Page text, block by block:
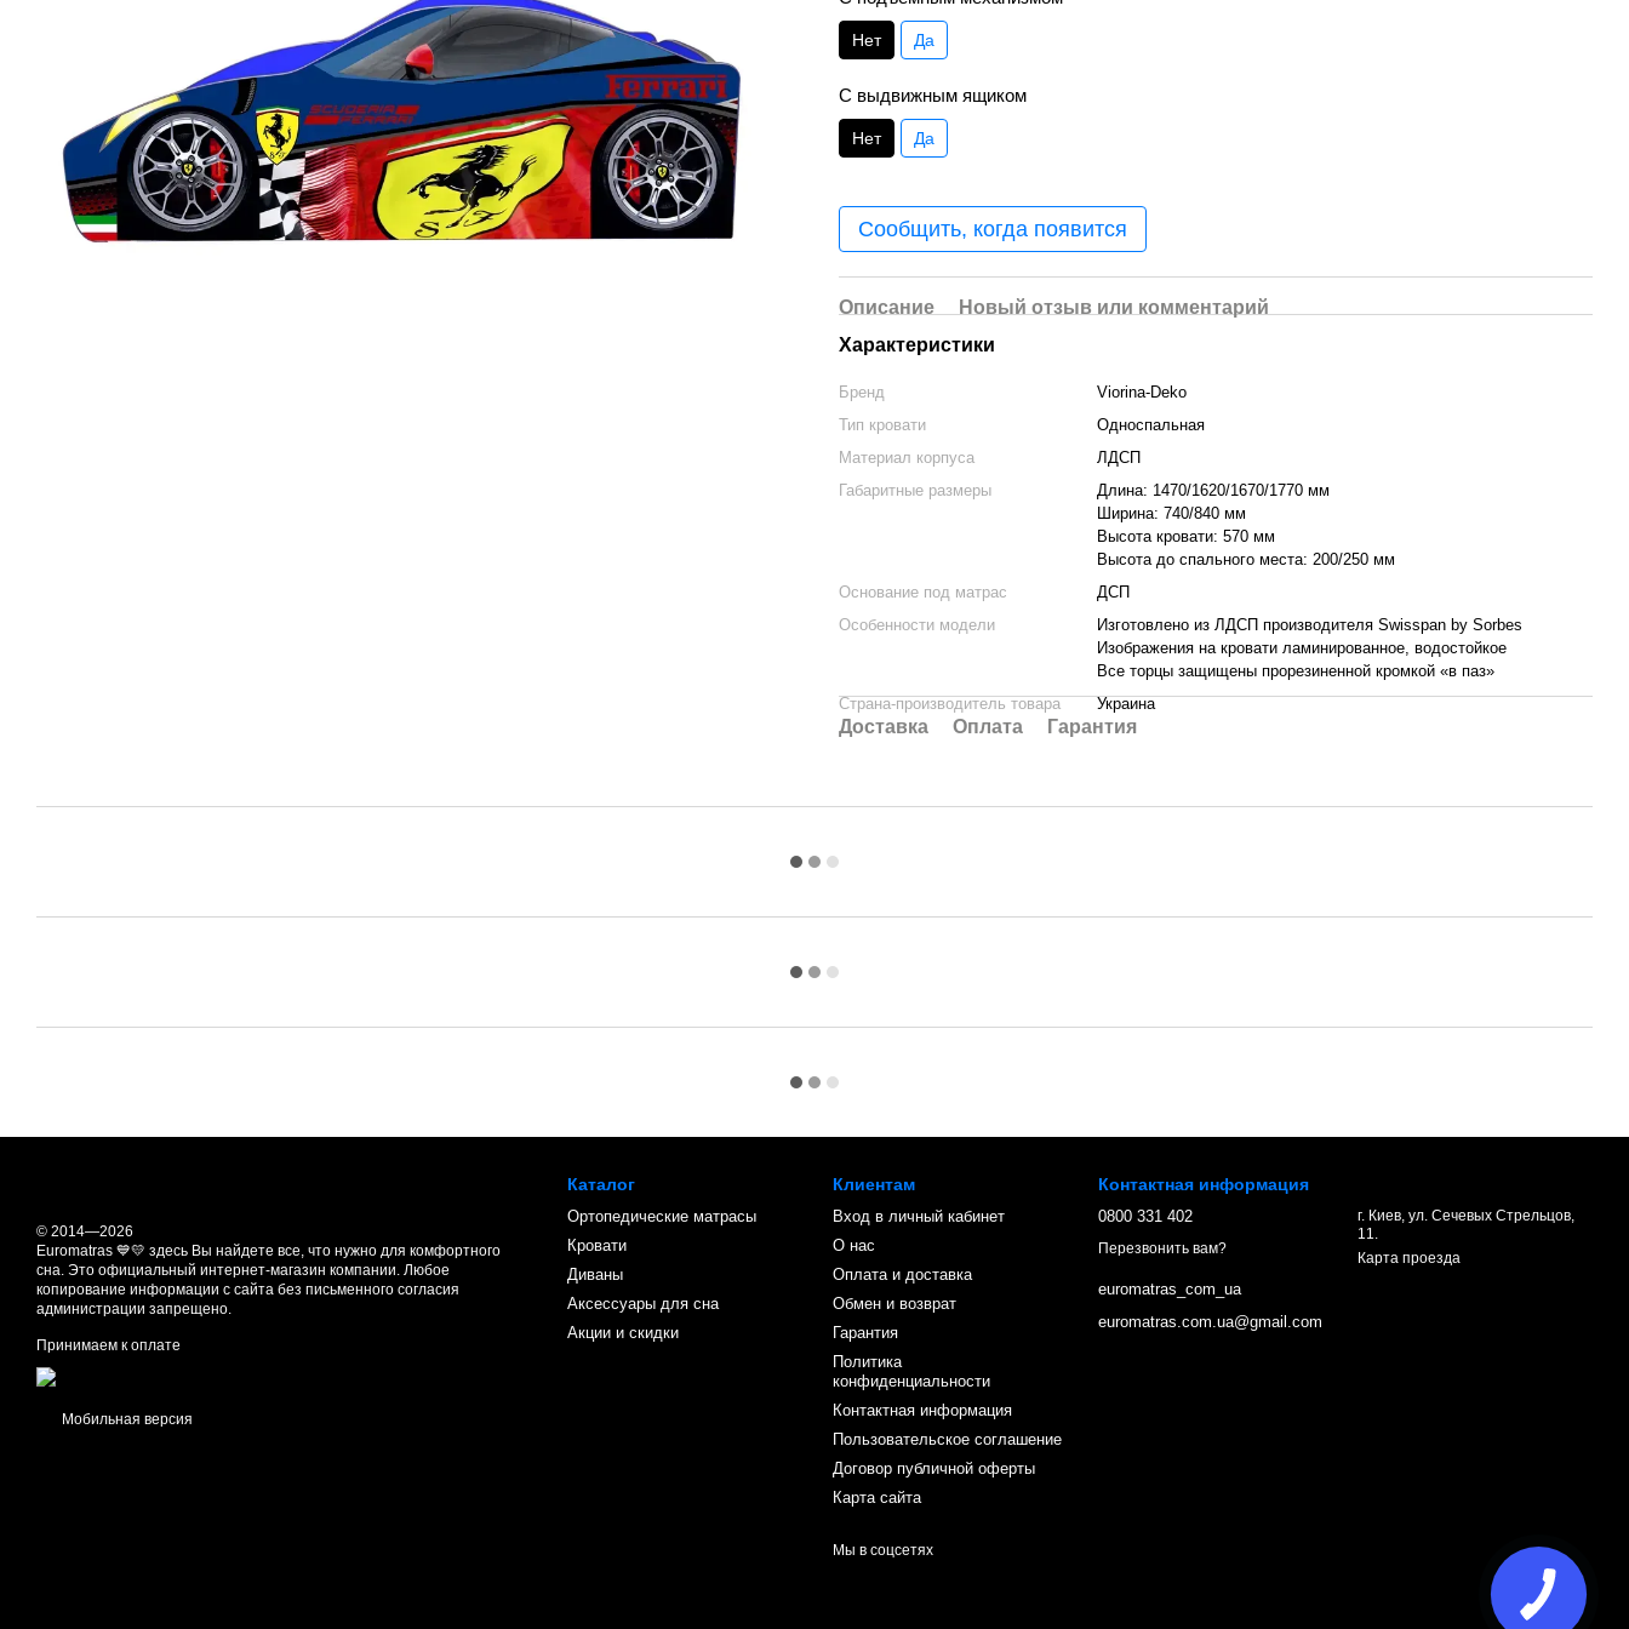
Нет Да
C выдвижным ящиком
Нет Да
Сообщить, когда появится
Описание
Новый отзыв или комментарий
Характеристики
Бренд
Viorina-Deko
Тип кровати
Односпальная
Материал корпуса
ЛДСП
Габаритные размеры
Длина: 1470/1620/1670/1770 мм
Ширина: 740/840 мм
Высота кровати: 570 мм
Высота до спального места: 200/250 мм
Основание под матрас
ДСП
Особенности модели
Изготовлено из ЛДСП производителя Swisspan by Sorbes
Изображения на кровати ламинированное, водостойкое
Все торцы защищены прорезиненной кромкой «в паз»
Страна-производитель товара
Украина
Доставка Оплата Гарантия
© 2014—2026
Euromatras 💙💛 здесь Вы найдете все, что нужно для комфортного
сна. Это официальный интернет-магазин компании. Любое
копирование информации с сайта без письменного согласия
администрации запрещено.
Принимаем к оплате
Мобильная версия
Каталог
Ортопедические матрасы
Кровати
Диваны
Аксессуары для сна
Акции и скидки
Клиентам
Вход в личный кабинет
О нас
Оплата и доставка
Обмен и возврат
Гарантия
Политика
конфиденциальности
Контактная информация
Пользовательское соглашение
Договор публичной оферты
Карта сайта
Мы в соцсетях
Контактная информация
0800 331 402
Перезвонить вам?
euromatras_com_ua
euromatras.com.ua@gmail.com
г. Киев, ул. Сечевых Стрельцов,
11.
Карта проезда